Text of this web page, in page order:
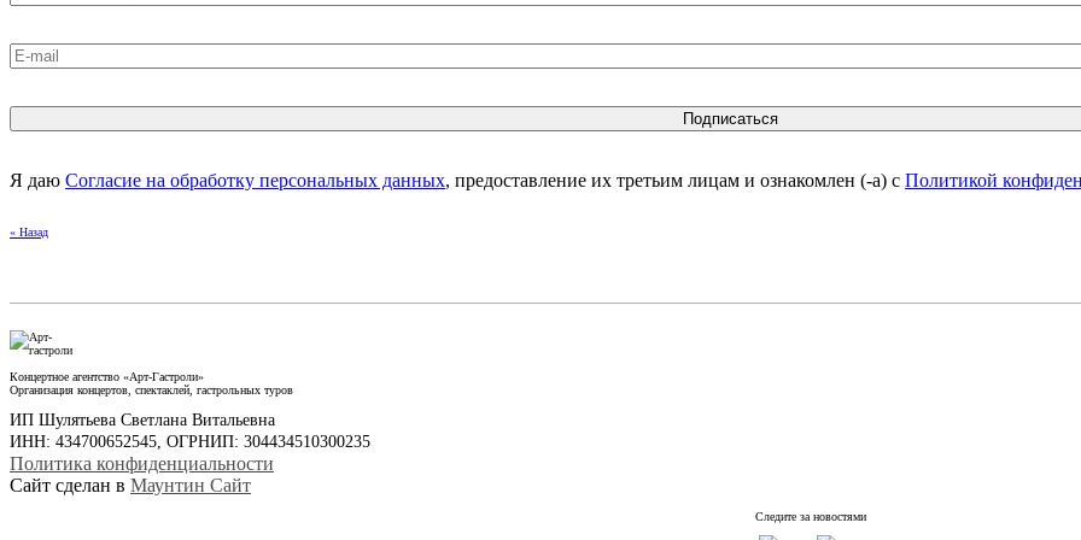
Я даю Согласие на обработку персональных данных, предоставление их третьим лицам и ознакомлен (-а) c Политикой
« Назад
Концертное агентство «Арт-Гастроли»
Организация концертов, спектаклей, гастрольных туров
ИП Шулятьева Светлана Витальевна
ИНН: 434700652545, ОГРНИП: 304434510300235
Политика конфиденциальности
Сайт сделан в Маунтин Сайт
Следите за новостями